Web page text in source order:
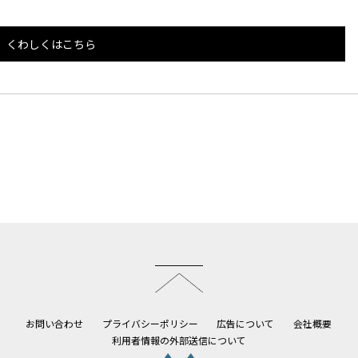
くわしくはこちら
お問い合わせ プライバシーポリシー 広告について
会社概要
利用者情報の外部送信について